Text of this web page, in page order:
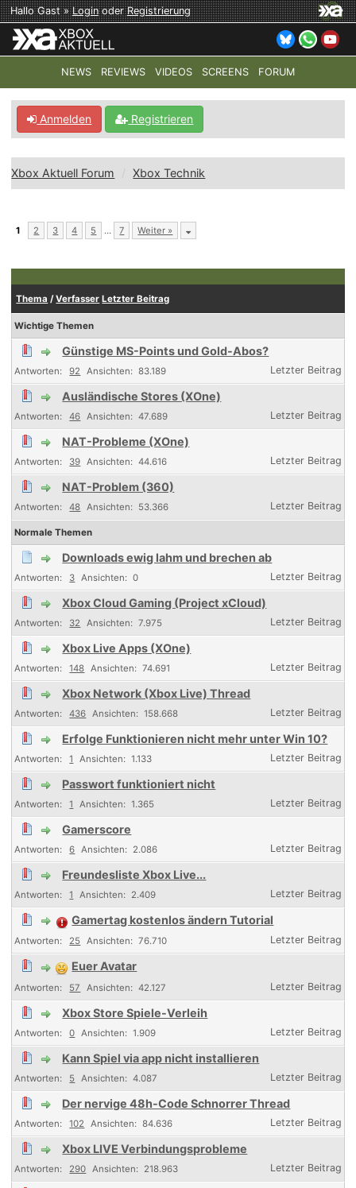
Hallo Gast »LoginoderRegistrierung
NEWS REVIEWS VIDEOS SCREENS FORUM
TOP-THEMEN: COD: MODERN WARFARE 4 HALO:
Anmelden Registrieren
Xbox Aktuell Forum Xbox Technik
1 2 3 4 5 … 7 Weiter »
Thema /Verfasser Letzter Beitrag
Wichtige Themen
Günstige MS-Points und Gold-Abos?
92 83.189
Ausländische Stores (XOne)
46 47.689
NAT-Probleme (XOne)
39 44.616
NAT-Problem (360)
48 53.366
Normale Themen
Downloads ewig lahm und brechen ab
3 0
Xbox Cloud Gaming (Project xCloud)
32 7.975
Xbox Live Apps (XOne)
148 74.691
Xbox Network (Xbox Live) Thread
436 158.668
Erfolge Funktionieren nicht mehr unter Win 10?
1 1.133
Passwort funktioniert nicht
1 1.365
Gamerscore
6 2.086
Freundesliste Xbox Live...
1 2.409
Gamertag kostenlos ändern Tutorial
25 76.710
Euer Avatar
57 42.127
Xbox Store Spiele-Verleih
0 1.909
Kann Spiel via app nicht installieren
5 4.087
Der nervige 48h-Code Schnorrer Thread
102 84.636
Xbox LIVE Verbindungsprobleme
290 218.963